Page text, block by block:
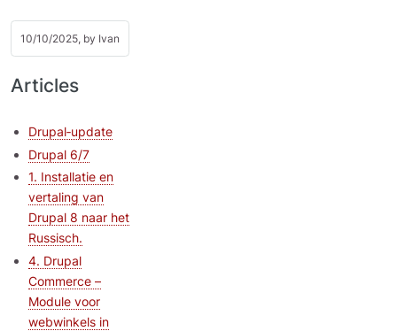
10/10/2025, by Ivan
Articles
Drupal‑update
Drupal 6/7
1. Installatie en
vertaling van
Drupal 8 naar het
Russisch.
4. Drupal
Commerce –
Module voor
webwinkels in